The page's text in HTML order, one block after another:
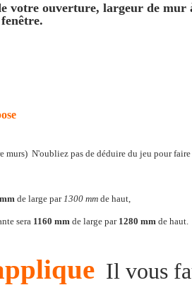
votre ouverture, largeur de
murs) N'oubliez pas de déduire du jeu pour
de large par1300 mm de haut,
sera 1160 mm de large par 1280 mm de haut.
Il vous